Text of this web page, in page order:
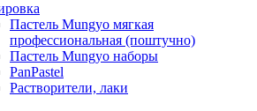
Пастель Mungyo мягкая
профессиональная (поштучно)
Пастель Mungyo наборы
PanPastel
Растворители, лаки